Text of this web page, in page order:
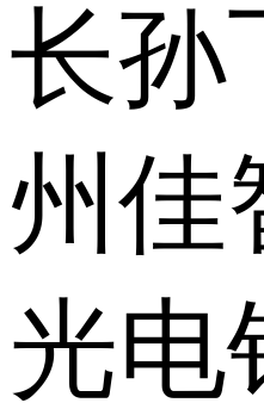
长孙
州佳
光电